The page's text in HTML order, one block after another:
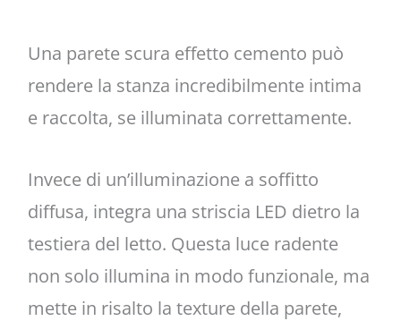
Una parete scura effetto cemento può
rendere la stanza incredibilmente intima
e raccolta, se illuminata correttamente.
Invece di un’illuminazione a soffitto
diffusa, integra una striscia LED dietro la
testiera del letto. Questa luce radente
non solo illumina in modo funzionale, ma
mette in risalto la texture della parete,